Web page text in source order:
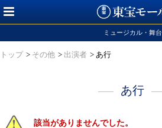
ミュージカル・舞台
トップ > その他 > 出演者 > あ行
あ行
該当がありませんでした。